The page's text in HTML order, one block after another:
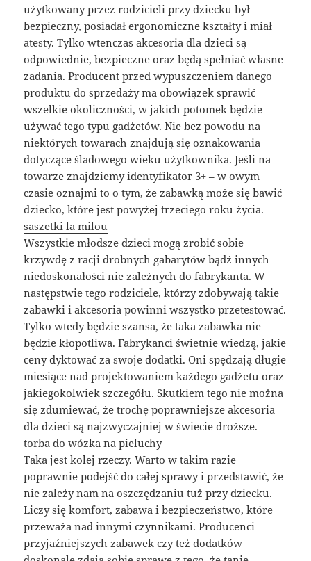
użytkowany przez rodzicieli przy dziecku był
bezpieczny, posiadał ergonomiczne kształty i miał
atesty. Tylko wtenczas akcesoria dla dzieci są
odpowiednie, bezpieczne oraz będą spełniać własne
zadania. Producent przed wypuszczeniem danego
produktu do sprzedaży ma obowiązek sprawić
wszelkie okoliczności, w jakich potomek będzie
używać tego typu gadżetów. Nie bez powodu na
niektórych towarach znajdują się oznakowania
dotyczące śladowego wieku użytkownika. Jeśli na
towarze znajdziemy identyfikator 3+ – w owym
czasie oznajmi to o tym, że zabawką może się bawić
dziecko, które jest powyżej trzeciego roku życia.
saszetki la milou
Wszystkie młodsze dzieci mogą zrobić sobie
krzywdę z racji drobnych gabarytów bądź innych
niedoskonałości nie zależnych do fabrykanta. W
następstwie tego rodziciele, którzy zdobywają takie
zabawki i akcesoria powinni wszystko przetestować.
Tylko wtedy będzie szansa, że taka zabawka nie
będzie kłopotliwa. Fabrykanci świetnie wiedzą, jakie
ceny dyktować za swoje dodatki. Oni spędzają długie
miesiące nad projektowaniem każdego gadżetu oraz
jakiegokolwiek szczegółu. Skutkiem tego nie można
się zdumiewać, że trochę poprawniejsze akcesoria
dla dzieci są najzwyczajniej w świecie droższe.
torba do wózka na pieluchy
Taka jest kolej rzeczy. Warto w takim razie
poprawnie podejść do całej sprawy i przedstawić, że
nie zależy nam na oszczędzaniu tuż przy dziecku.
Liczy się komfort, zabawa i bezpieczeństwo, które
przeważa nad innymi czynnikami. Producenci
przyjaźniejszych zabawek czy też dodatków